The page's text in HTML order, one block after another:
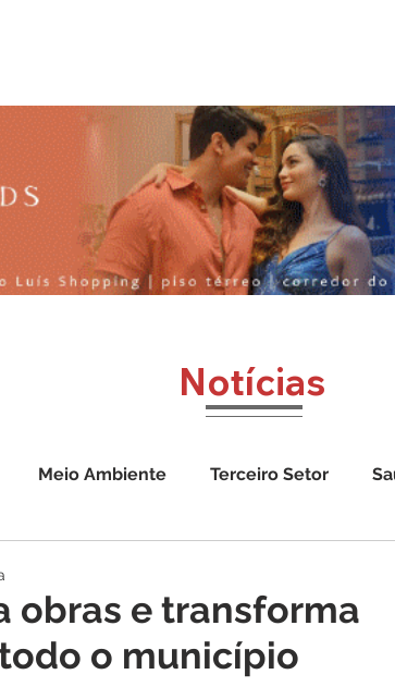
Notícias
Meio Ambiente Terceiro Setor
obras e transforma
o município